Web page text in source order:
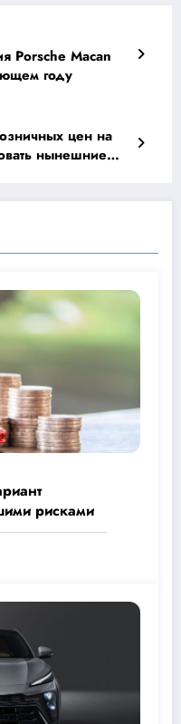
Porsche Macan
году
цен на
нынешние
рисками